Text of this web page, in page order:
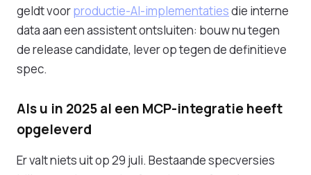
geldt voorproductie-AI-implementatiesdie interne
data aan een assistent ontsluiten: bouw nu tegen
de release candidate, lever op tegen de definitieve
spec.
Als u in 2025 al een MCP-integratie heeft
opgeleverd
Er valt niets uit op 29 juli. Bestaande specversies